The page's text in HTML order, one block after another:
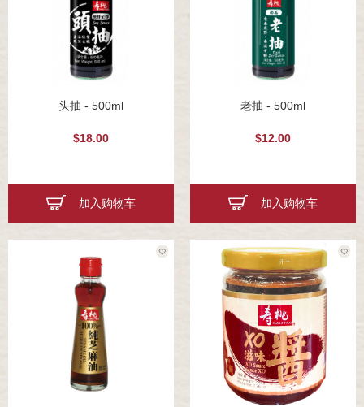
头抽 - 500ml
$18.00
加入购物车
老抽 - 500ml
$12.00
加入购物车